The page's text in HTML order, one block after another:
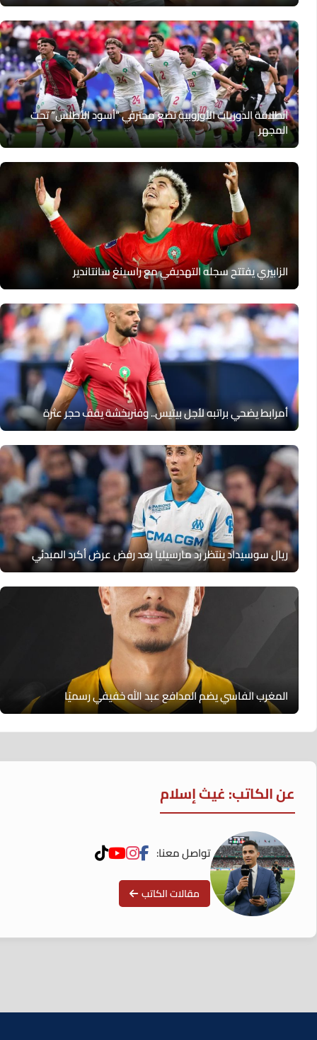
انطلاقة الدوريات الأوروبية تضع محترفي “أسود الأطلس” تحت
المجهر
الزابيري يفتتح سجله التهديفي مع راسينغ سانتاندير
أمرابط يضحي براتبه لأجل بيتيس.. وفنربخشة يقف حجر عثرة
ريال سوسيداد ينتظر رد مارسيليا بعد رفض عرض أكرد المبدئي
المغرب الفاسي يضم المدافع عبد الله خفيفي رسميًا
عن الكاتب: غيث إسلام
تواصل معنا:
مقالات الكاتب